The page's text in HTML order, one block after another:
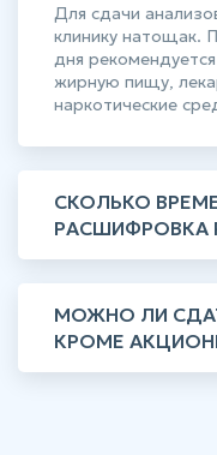
Для сдачи
клинику натощак.
дня
жирную пищу,
наркотические
СКОЛЬКО
РАСШИФРОВКА
МОЖНО ЛИ
КРОМЕ